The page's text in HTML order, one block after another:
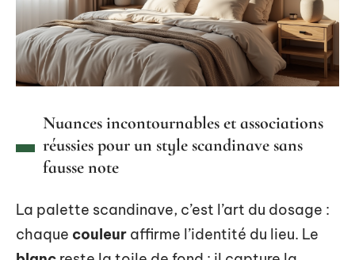
Nuances incontournables et associations
réussies pour un style scandinave sans
fausse note
La palette scandinave, c’est l’art du dosage :
chaque couleur affirme l’identité du lieu. Le